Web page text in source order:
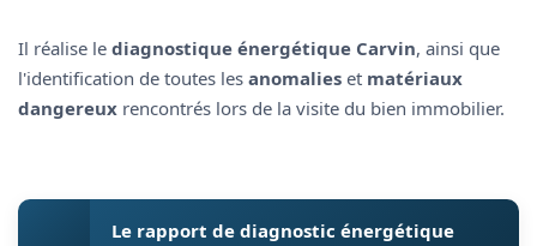
Il réalise le diagnostique énergétique Carvin, ainsi que
l'identification de toutes les anomalies et matériaux
dangereux rencontrés lors de la visite du bien immobilier.
Le rapport de diagnostic énergétique